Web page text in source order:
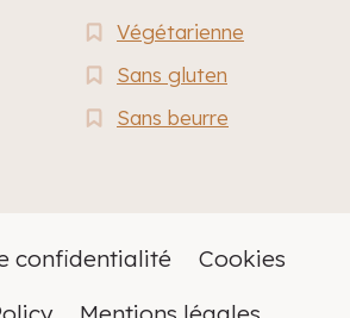
Végétarienne
Sans gluten
Sans beurre
confidentialité
Cookies